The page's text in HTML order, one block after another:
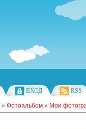
ВХОД RSS
» Фотоальбом » Мои